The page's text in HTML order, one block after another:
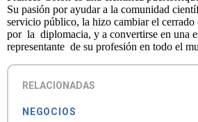
Su pasión por ayudar a la comunidad
servicio público, la hizo cambiar el cerrado
por la diplomacia, y a convertirse en una
representante de su profesión en todo el
RELACIONADAS
NEGOCIOS